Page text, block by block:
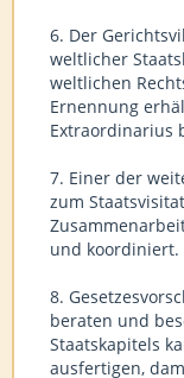
6. Der
weltlicher
weltlichen
Ernennung
Extraordinarius
7. Einer der
zum
und koordiniert.
8.
beraten und
Staatskapitels
ausfertigen,